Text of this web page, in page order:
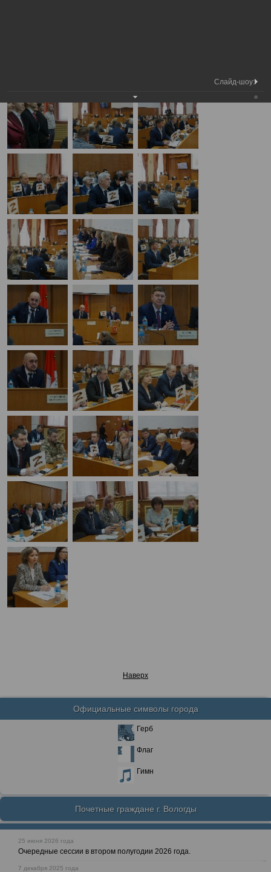
Наверх
Официальные символы города
Герб
Флаг
Гимн
Почетные граждане г. Вологды
25 июня 2026 года
Очередные сессии в втором полугодии 2026 года.
7 декабря 2025 года
Слайд-шоу: